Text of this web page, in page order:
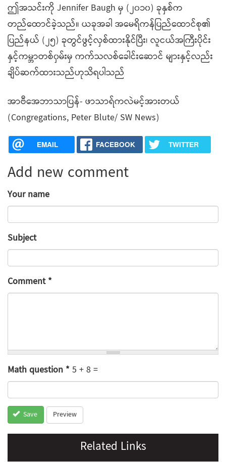
ဤအသင်းကို Jennifer Baugh မှ (၂၀၁၀) ခုနှစ်က
တည်ထောင်ခဲ့သည်။ ယခုအခါ အမေရိကန်ပြည်ထောင်စု၏
ပြည်နယ် (၂၅) ခုတွင်ဖွင့်လှစ်ထားနိုင်ပြီး၊ လူငယ်အကြီးပိုင်း
နှင့်ကမ္ဘာတစ်၀ှမ်းမှ ကက်သလစ်ခေါင်းဆောင် များနှင့်လည်း
ချိပ်ဆက်ထားသည်ဟုသိရပါသည်
အာဗီအေဘာသာပြန်- ဖာသာရ်ကလဲမင့်အားတယ်
(Congregations, Peter Blute/ SW News)
EMAIL FACEBOOK TWITTER
Add new comment
Your name
Subject
Comment*
Math question*5 + 8 =
Save Preview
Related Links